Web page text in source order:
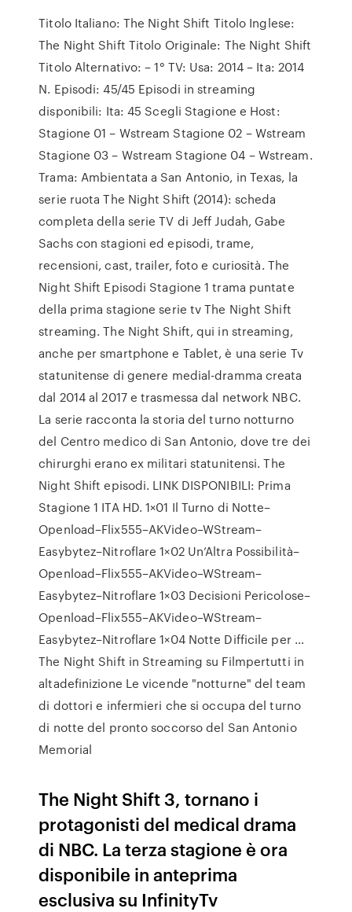
Titolo Italiano: The Night Shift Titolo Inglese:
The Night Shift Titolo Originale: The Night Shift
Titolo Alternativo: – 1° TV: Usa: 2014 – Ita: 2014
N. Episodi: 45/45 Episodi in streaming
disponibili: Ita: 45 Scegli Stagione e Host:
Stagione 01 – Wstream Stagione 02 – Wstream
Stagione 03 – Wstream Stagione 04 – Wstream.
Trama: Ambientata a San Antonio, in Texas, la
serie ruota The Night Shift (2014): scheda
completa della serie TV di Jeff Judah, Gabe
Sachs con stagioni ed episodi, trame,
recensioni, cast, trailer, foto e curiosità. The
Night Shift Episodi Stagione 1 trama puntate
della prima stagione serie tv The Night Shift
streaming. The Night Shift, qui in streaming,
anche per smartphone e Tablet, è una serie Tv
statunitense di genere medial-dramma creata
dal 2014 al 2017 e trasmessa dal network NBC.
La serie racconta la storia del turno notturno
del Centro medico di San Antonio, dove tre dei
chirurghi erano ex militari statunitensi. The
Night Shift episodi. LINK DISPONIBILI: Prima
Stagione 1 ITA HD. 1×01 Il Turno di Notte–
Openload–Flix555–AKVideo–WStream–
Easybytez–Nitroflare 1×02 Un’Altra Possibilità–
Openload–Flix555–AKVideo–WStream–
Easybytez–Nitroflare 1×03 Decisioni Pericolose–
Openload–Flix555–AKVideo–WStream–
Easybytez–Nitroflare 1×04 Notte Difficile per …
The Night Shift in Streaming su Filmpertutti in
altadefinizione Le vicende "notturne" del team
di dottori e infermieri che si occupa del turno
di notte del pronto soccorso del San Antonio
Memorial
The Night Shift 3, tornano i
protagonisti del medical drama
di NBC. La terza stagione è ora
disponibile in anteprima
esclusiva su InfinityTv